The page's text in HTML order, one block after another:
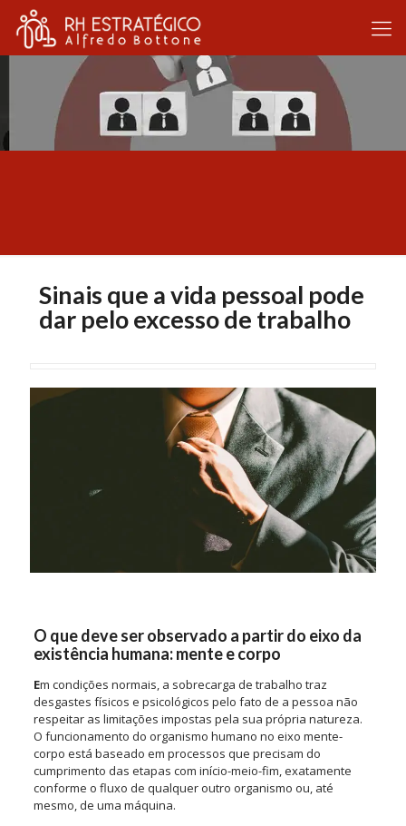
Sinais que a vida pessoal pode
dar pelo excesso de trabalho
O que deve ser observado a partir do eixo da
existência humana: mente e corpo
Em condições normais, a sobrecarga de trabalho traz
desgastes físicos e psicológicos pelo fato de a pessoa não
respeitar as limitações impostas pela sua própria natureza.
O funcionamento do organismo humano no eixo mente-
corpo está baseado em processos que precisam do
cumprimento das etapas com início-meio-fim, exatamente
conforme o fluxo de qualquer outro organismo ou, até
mesmo, de uma máquina.